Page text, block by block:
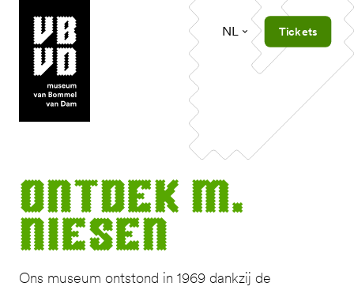
museum van Bommel van Dam
NL Tickets
Ont­dek M.
Niesen
Ons museum ontstond in 1969 dankzij de